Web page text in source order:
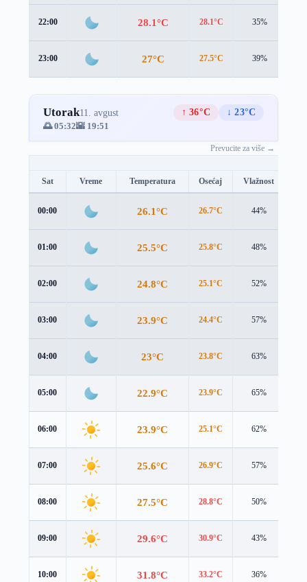
22:00 28.1°C 28.1°C 35%
23:00 27°C 27.5°C 39%
Utorak11. avgust ↑ 36°C
↓ 23°C
🌅 05:32🌇 19:51
Prevucite za više →
Sat Vreme Temperatura Osećaj Vlažnost
00:00 26.1°C 26.7°C 44%
01:00 25.5°C 25.8°C 48%
02:00 24.8°C 25.1°C 52%
03:00 23.9°C 24.4°C 57%
04:00 23°C 23.8°C 63%
05:00 22.9°C 23.9°C 65%
06:00 23.9°C 25.1°C 62%
07:00 25.6°C 26.9°C 57%
08:00 27.5°C 28.8°C 50%
09:00 29.6°C 30.9°C 43%
10:00 31.8°C 33.2°C 36%